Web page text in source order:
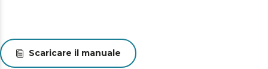
Scaricare il manuale